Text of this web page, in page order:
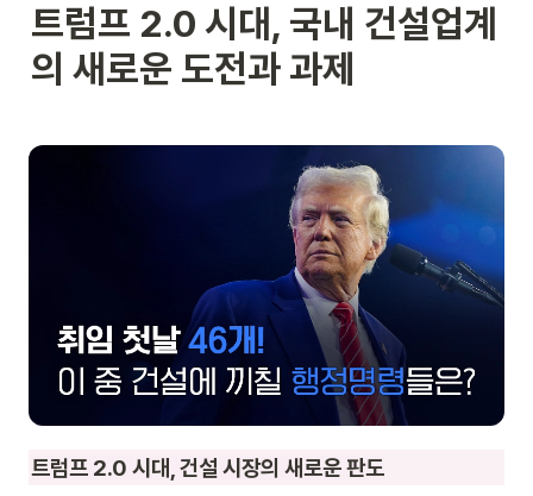
트럼프 2.0 시대, 국내 건설업계
의 새로운 도전과 과제
트럼프 2.0 시대, 건설 시장의 새로운 판도